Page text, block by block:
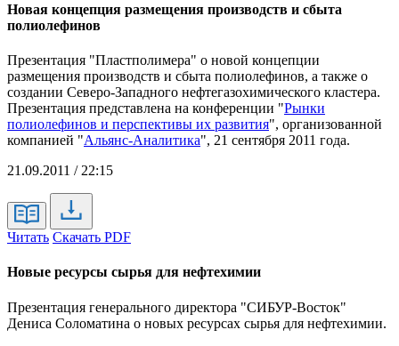
Новая концепция размещения производств и сбыта
полиолефинов
Презентация "Пластполимера" о новой концепции
размещения производств и сбыта полиолефинов, а также о
создании Северо-Западного нефтегазохимического кластера.
Презентация представлена на конференции "Рынки
полиолефинов и перспективы их развития", организованной
компанией "Альянс-Аналитика", 21 сентября 2011 года.
21.09.2011 / 22:15
Читать Скачать PDF
Новые ресурсы сырья для нефтехимии
Презентация генерального директора "СИБУР-Восток"
Дениса Соломатина о новых ресурсах сырья для нефтехимии.